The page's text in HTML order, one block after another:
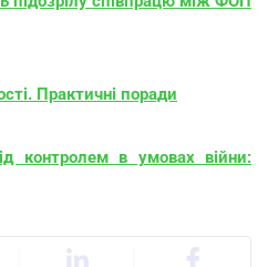
Практичні поради
контролем в умовах війни: